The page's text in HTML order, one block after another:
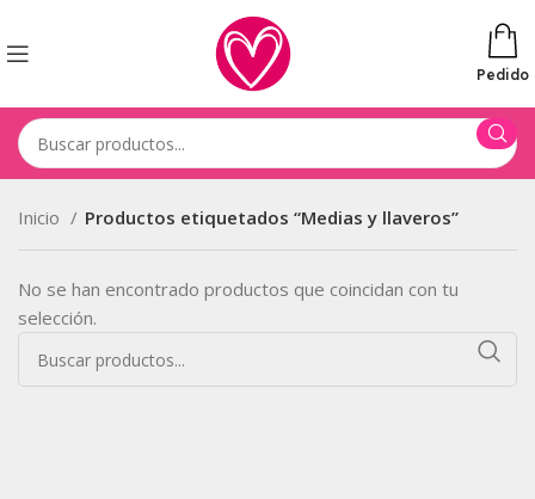
Pedido
Inicio Productos etiquetados “Medias y llaveros”
No se han encontrado productos que coincidan con tu
selección.